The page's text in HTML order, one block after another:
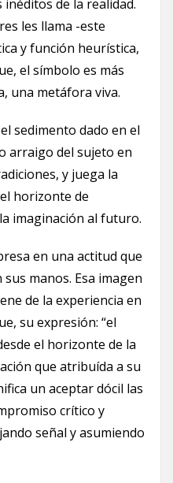
de la realidad.
les llama -este
y función heurística,
el símbolo es más
una metáfora viva.
sedimento dado en el
arraigo del sujeto en
y juega la
horizonte de
imaginación al futuro.
en una actitud que
manos. Esa imagen
de la experiencia en
su expresión: “el
el horizonte de la
que atribuída a su
un aceptar dócil las
crítico y
señal y asumiendo